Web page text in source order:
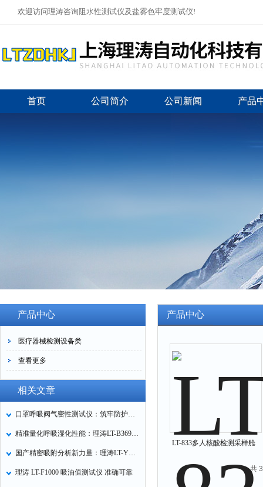
欢迎访问理涛咨询阻水性测试仪及盐雾色牢度测试仪!
首页 公司简介 公司新闻 产品
产品中心
医疗器械检测设备类
查看更多
相关文章
口罩呼吸阀气密性测试仪：筑牢防护口罩的质量关卡
精准量化呼吸湿化性能：理涛LT-B369湿化器数据采集装置技术解析
国产精密吸附分析新力量：理涛LT-Y019A全自动高压吸附仪的性能与应用解析
理涛 LT-F1000 吸油值测试仪 准确可靠
产品中心
LT-833多人核酸检测采样舱
共